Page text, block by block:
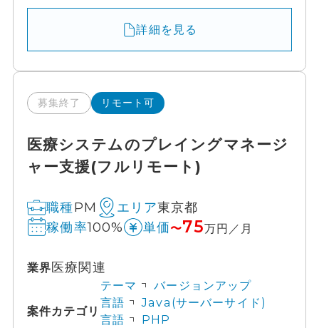
詳細を見る
募集終了 リモート可
医療システムのプレイングマネージ
ャー支援(フルリモート)
職種PM エリア東京都
稼働率100% 単価〜75万円／月
業界医療関連
案件カテゴリ
テーマ
バージョンアップ
言語
Java(サーバーサイド)
言語
PHP